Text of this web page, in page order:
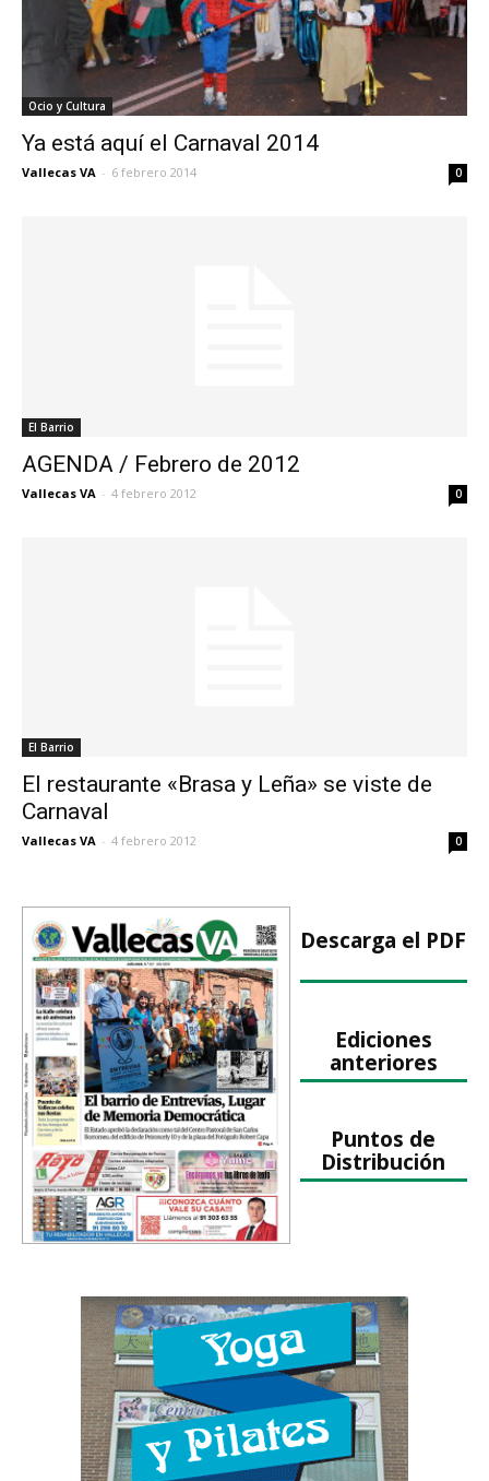
Ocio y Cultura
Ya está aquí el Carnaval 2014
Vallecas VA - 6 febrero 2014 0
El Barrio
AGENDA / Febrero de 2012
Vallecas VA - 4 febrero 2012 0
El Barrio
El restaurante «Brasa y Leña» se viste de
Carnaval
Vallecas VA - 4 febrero 2012 0
Descarga el PDF
Ediciones
anteriores
Puntos de
Distribución